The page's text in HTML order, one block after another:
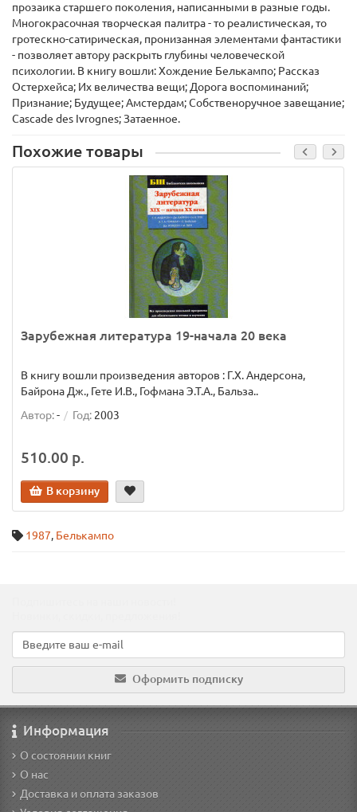
прозаика старшего поколения, написанными в разные годы.
Многокрасочная творческая палитра - то реалистическая, то
гротескно-сатирическая, пронизанная элементами фантастики
- позволяет автору раскрыть глубины человеческой
психологии. В книгу вошли: Хождение Белькампо; Рассказ
Остерхейса; Их величества вещи; Дорога воспоминаний;
Признание; Будущее; Амстердам; Собственоручное завещание;
Cascade des Ivrognes; Затаенное.
Похожие товары
Зарубежная литература 19-начала 20 века
В книгу вошли произведения авторов : Г.Х. Андерсона,
Байрона Дж., Гете И.В., Гофмана Э.Т.А., Бальза..
Автор:- Год: 2003
510.00 р.
В корзину
1987, Белькампо
Оформить подписку
Информация
О состоянии книг
О нас
Доставка и оплата заказов